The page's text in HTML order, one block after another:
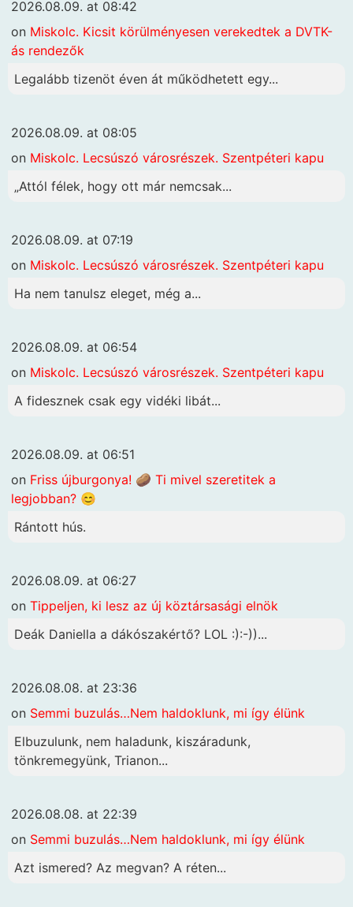
2026.08.09. at 08:42
on Miskolc. Kicsit körülményesen verekedtek a DVTK-
ás rendezők
Legalább tizenöt éven át működhetett egy...
2026.08.09. at 08:05
on Miskolc. Lecsúszó városrészek. Szentpéteri kapu
„Attól félek, hogy ott már nemcsak...
2026.08.09. at 07:19
on Miskolc. Lecsúszó városrészek. Szentpéteri kapu
Ha nem tanulsz eleget, még a...
2026.08.09. at 06:54
on Miskolc. Lecsúszó városrészek. Szentpéteri kapu
A fidesznek csak egy vidéki libát...
2026.08.09. at 06:51
on Friss újburgonya! 🥔 Ti mivel szeretitek a
legjobban? 😊
Rántott hús.
2026.08.09. at 06:27
on Tippeljen, ki lesz az új köztársasági elnök
Deák Daniella a dákószakértő? LOL :):-))...
2026.08.08. at 23:36
on Semmi buzulás…Nem haldoklunk, mi így élünk
Elbuzulunk, nem haladunk, kiszáradunk,
tönkremegyünk, Trianon...
2026.08.08. at 22:39
on Semmi buzulás…Nem haldoklunk, mi így élünk
Azt ismered? Az megvan? A réten...